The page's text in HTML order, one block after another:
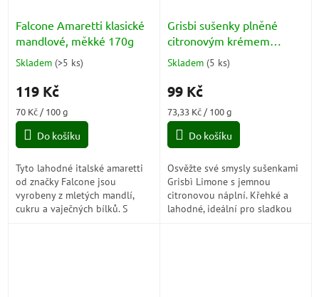
Falcone Amaretti klasické
mandlové, měkké 170g
Průměrné
produktu
4,4
5
Skladem (>5 ks)
119 Kč
Měrná
cena:
70 Kč / 100 g
Do košíku
Tyto lahodné italské amaretti
od značky Falcone jsou
vyrobeny z mletých mandlí,
cukru a vaječných bílků. S
Grisbi sušenky plněné
citronovým krémem
(Limone) 135g
Průměrné
produktu
5,0
5
Skladem (5 ks)
99 Kč
Měrná
cena:
73,33 Kč / 100 g
Do košíku
Osvěžte své smysly sušenkami
Grisbì Limone s jemnou
citronovou náplní. Křehké a
lahodné, ideální pro sladkou